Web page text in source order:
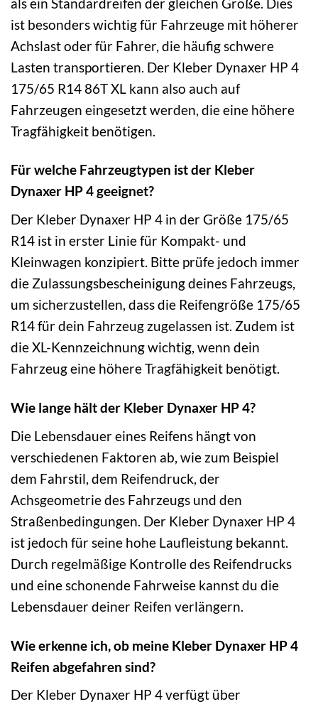
ist besonders wichtig für Fahrzeuge mit höherer
Achslast oder für Fahrer, die häufig schwere
Lasten transportieren. Der Kleber Dynaxer HP 4
175/65 R14 86T XL kann also auch auf
Fahrzeugen eingesetzt werden, die eine höhere
Tragfähigkeit benötigen.
Für welche Fahrzeugtypen ist der Kleber
Dynaxer HP 4 geeignet?
Der Kleber Dynaxer HP 4 in der Größe 175/65
R14 ist in erster Linie für Kompakt- und
Kleinwagen konzipiert. Bitte prüfe jedoch immer
die Zulassungsbescheinigung deines Fahrzeugs,
um sicherzustellen, dass die Reifengröße 175/65
R14 für dein Fahrzeug zugelassen ist. Zudem ist
die XL-Kennzeichnung wichtig, wenn dein
Fahrzeug eine höhere Tragfähigkeit benötigt.
Wie lange hält der Kleber Dynaxer HP 4?
Die Lebensdauer eines Reifens hängt von
verschiedenen Faktoren ab, wie zum Beispiel
dem Fahrstil, dem Reifendruck, der
Achsgeometrie des Fahrzeugs und den
Straßenbedingungen. Der Kleber Dynaxer HP 4
ist jedoch für seine hohe Laufleistung bekannt.
Durch regelmäßige Kontrolle des Reifendrucks
und eine schonende Fahrweise kannst du die
Lebensdauer deiner Reifen verlängern.
Wie erkenne ich, ob meine Kleber Dynaxer HP 4
Reifen abgefahren sind?
Der Kleber Dynaxer HP 4 verfügt über